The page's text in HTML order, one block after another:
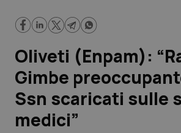
Regioni e Asl
Lavoro e Professioni
Scienza e Farmaci
Studi e Analisi
Oliveti (Enpam):
Gimbe
Ssn scaricati sulle
medici”